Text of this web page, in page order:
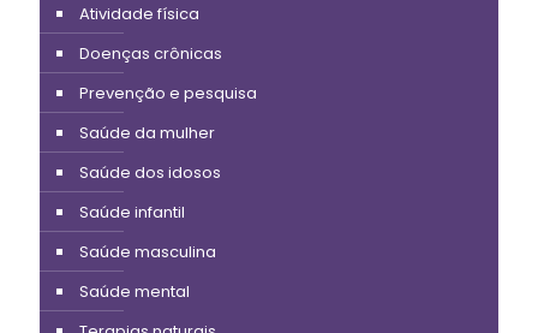
Atividade física
Doenças crônicas
Prevenção e pesquisa
Saúde da mulher
Saúde dos idosos
Saúde infantil
Saúde masculina
Saúde mental